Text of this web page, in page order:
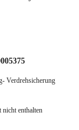
Verdrehsicherung
enthalten